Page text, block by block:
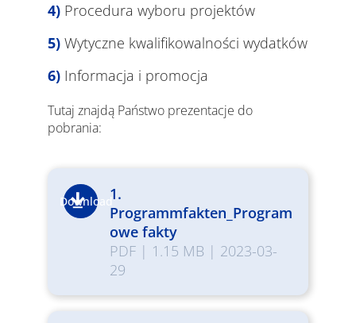
Procedura wyboru projektów
Wytyczne kwalifikowalności wydatków
Informacja i promocja
Tutaj znajdą Państwo prezentacje do
pobrania:
Download1.
Programmfakten_Program
owe fakty
PDF| 1.15 MB | 2023-03-
29